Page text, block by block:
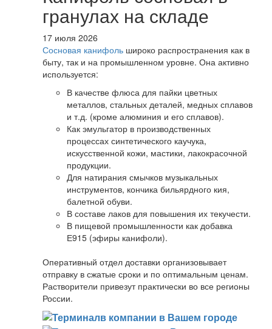
гранулах на складе
17 июля 2026
Сосновая канифоль широко распространения как в
быту, так и на промышленном уровне. Она активно
используется:
В качестве флюса для пайки цветных
металлов, стальных деталей, медных сплавов
и т.д. (кроме алюминия и его сплавов).
Как эмульгатор в производственных
процессах синтетического каучука,
искусственной кожи, мастики, лакокрасочной
продукции.
Для натирания смычков музыкальных
инструментов, кончика бильярдного кия,
балетной обуви.
В составе лаков для повышения их текучести.
В пищевой промышленности как добавка
Е915 (эфиры канифоли).
Оперативный отдел доставки организовывает
отправку в сжатые сроки и по оптимальным ценам.
Растворители привезут практически во все регионы
России.